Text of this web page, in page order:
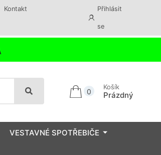
Kontakt Přihlásit
se
0
Košík
Prázdný
VESTAVNÉ SPOTŘEBIČE